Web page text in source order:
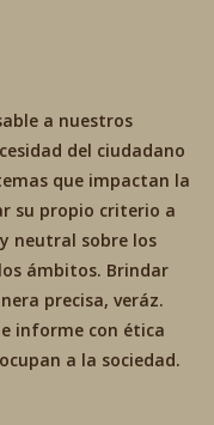
a nuestros
del ciudadano
que impactan la
su propio criterio a
neutral sobre los
ámbitos. Brindar
precisa, veráz.
informe con ética
a la sociedad.